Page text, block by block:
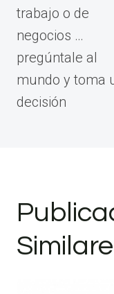
trabajo o de
negocios …
pregúntale al
mundo y toma
decisión